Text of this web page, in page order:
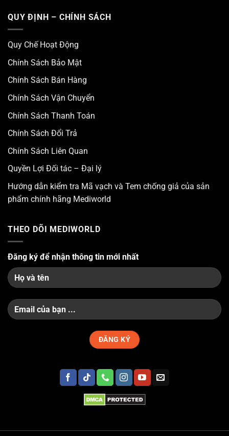
QUY ĐỊNH – CHÍNH SÁCH
Quy Chế Hoạt Động
Chính Sách Bảo Mật
Chính Sách Bán Hàng
Chính Sách Vận Chuyển
Chính Sách Thanh Toán
Chính Sách Đổi Trả
Chính Sách Liên Quan
Quyền Lợi Đối tác – Đại lý
Hướng dẫn kiểm tra Mã vạch và Tem chống giả của sản
phẩm chính hãng Mediworld
THEO DÕI MEDIWORLD
Đăng ký để nhận thông tin mới nhất